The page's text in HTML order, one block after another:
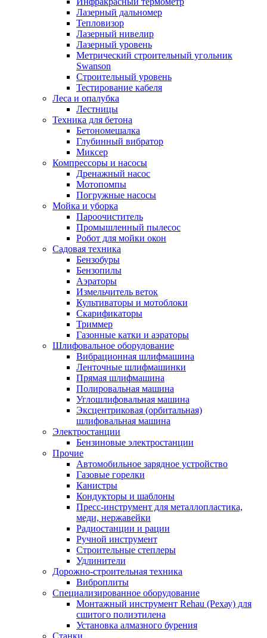
Лазерный дальномер
Тепловизор
Лазерный нивелир
Лазерный уровень
Метрический строительный угольник
Swanson
Строительный уровень
Тестирование кабеля
Леса и опалубка
Лестницы
Техника для бетона
Бетономешалка
Глубинный вибратор
Миксер
Компрессоры и насосы
Дренажный насос
Мотопомпы
Погружные насосы
Мойка и уборка
Пароочиститель
Промышленный пылесос
Робот для мойки окон
Садовая техника
Бензобуры
Бензопилы
Аэраторы
Измельчитель веток
Культиваторы и мотоблоки
Скарификаторы
Триммер
Газонные катки и аэраторы
Шлифовальное оборудование
Вибрационная шлифмашина
Ленточные шлифмашинки
Прямая шлифмашина
Полировальная машина
Углошлифовальная машина
Эксцентриковая (орбитальная)
шлифовальная машина
Электростанции
Бензиновые электростанции
Прочие
Автомобильное зарядное устройство
Газовые горелки
Канистры
Кондукторы и шаблоны
Пресс-инструмент для металлопластика,
меди, нержавейки
Радиостанции и рации
Ручной инструмент
Строительные степлеры
Удлинители
Дорожно-строительная техника
Виброплиты
Специализированное оборудование
Монтажный инструмент Rehau (Рехау) для
сшитого полиэтилена
Установка алмазного бурения
Станки